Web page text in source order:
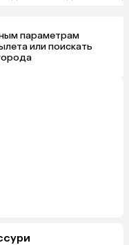
параметрам